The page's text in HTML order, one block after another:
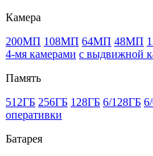
Камера
200МП 108МП 64МП 48МП
4-мя камерами с выдвижной
Память
512ГБ 256ГБ 128ГБ 6/128ГБ
оперативки
Батарея